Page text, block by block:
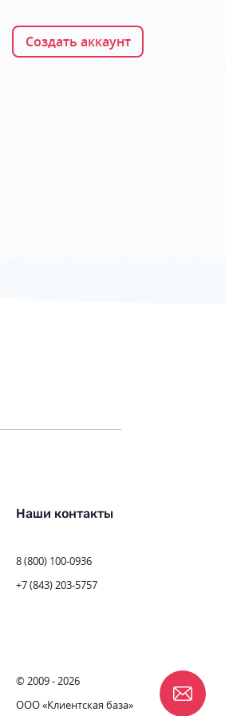
Создать аккаунт
Наши контакты
8 (800) 100-0936
+7 (843) 203-5757
© 2009 - 2026
ООО «Клиентская база»